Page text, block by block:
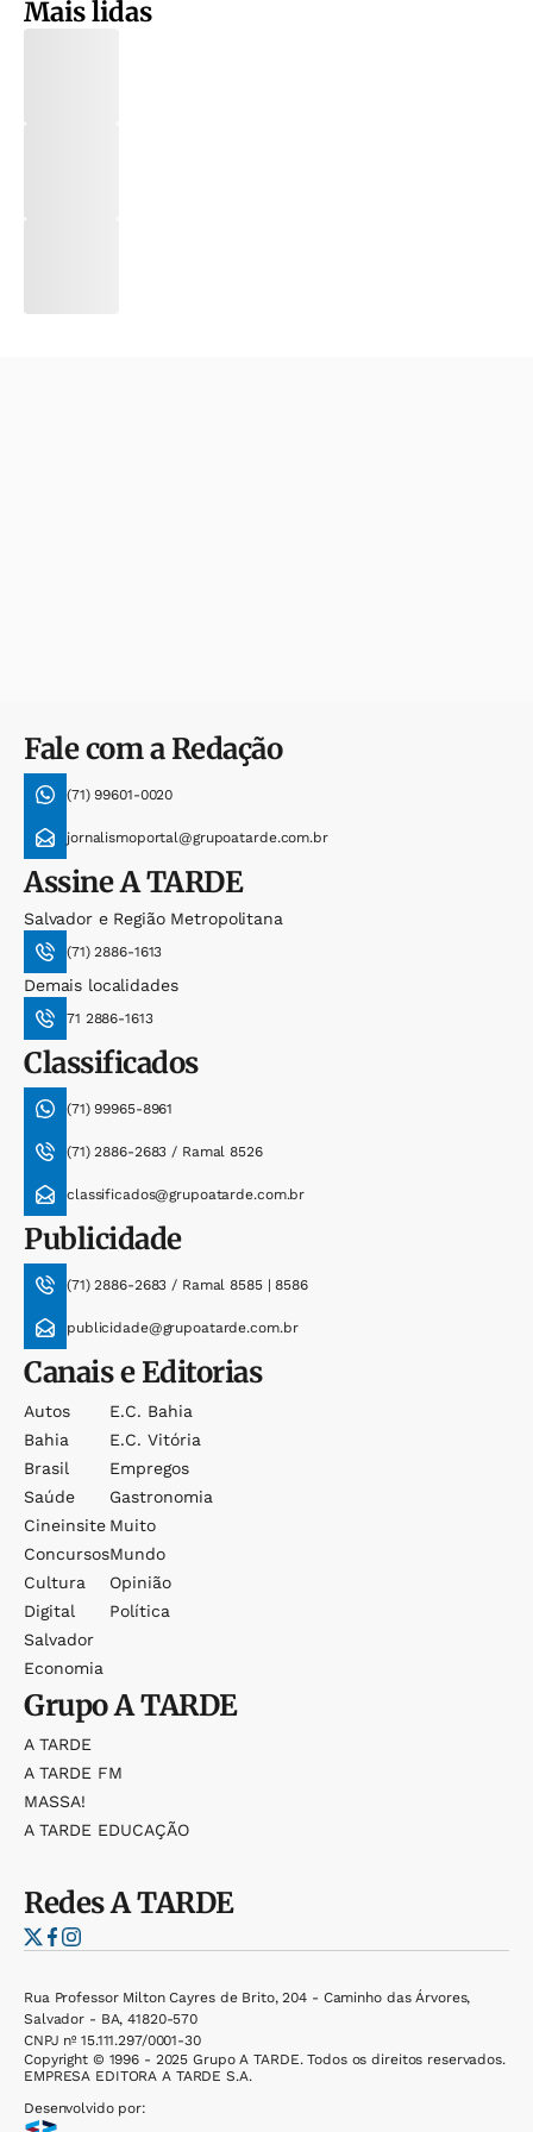
Mais lidas
Fale com a Redação
(71) 99601-0020
jornalismoportal@grupoatarde.com.br
AssineA TARDE
Salvador e Região Metropolitana
(71) 2886-1613
Demais localidades
71 2886-1613
Classificados
(71) 99965-8961
(71) 2886-2683 / Ramal 8526
classificados@grupoatarde.com.br
Publicidade
(71) 2886-2683 / Ramal 8585 | 8586
publicidade@grupoatarde.com.br
Canais e Editorias
Autos
Bahia
Brasil
Saúde
Cineinsite
Concursos
Cultura
Digital
Salvador
Economia
E.c. Bahia
E.c. Vitória
Empregos
Gastronomia
Muito
Mundo
Opinião
Política
GrupoA TARDE
A TARDE
A TARDE FM
MASSA!
A TARDE EDUCAÇÃO
RedesA TARDE
Rua Professor Milton Cayres de Brito, 204 - Caminho das Árvores,
Salvador - BA, 41820-570
CNPJ nº 15.111.297/0001-30
Copyright © 1996 - 2025 Grupo A TARDE. Todos os direitos reservados.
EMPRESA EDITORA A TARDE S.A.
Desenvolvido por: